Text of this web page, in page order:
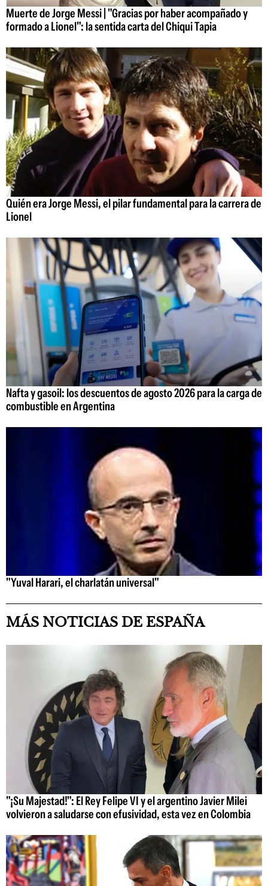
Muerte de Jorge Messi | "Gracias por haber acompañado y
formado a Lionel": la sentida carta del Chiqui Tapia
Quién era Jorge Messi, el pilar fundamental para la carrera de
Lionel
Nafta y gasoil: los descuentos de agosto 2026 para la carga de
combustible en Argentina
"Yuval Harari, el charlatán universal"
MÁS NOTICIAS DE ESPAÑA
"¡Su Majestad!": El Rey Felipe VI y el argentino Javier Milei
volvieron a saludarse con efusividad, esta vez en Colombia